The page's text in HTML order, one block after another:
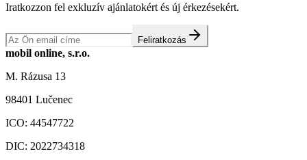
Iratkozzon fel exkluzív ajánlatokért és új érkezésekért.
Feliratkozás
mobil online, s.r.o.
M. Rázusa 13
98401 Lučenec
ICO: 44547722
DIC: 2022734318